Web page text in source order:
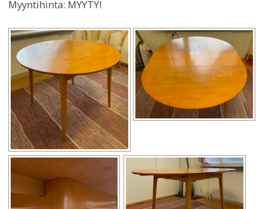
Myyntihinta: MYYTY!